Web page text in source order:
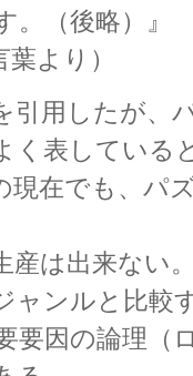
（後略）』
より）
引用したが、
く表している
現在でも、パ
産は出来ない
ャンルと比較
要因の論理（